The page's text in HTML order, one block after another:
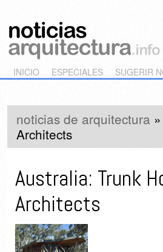
Main menu
Skip to primary content
Skip to secondary content
INICIO ESPECIALES SUGERIR
noticias de arquitectura »
Architects
Australia: Trunk
Architects